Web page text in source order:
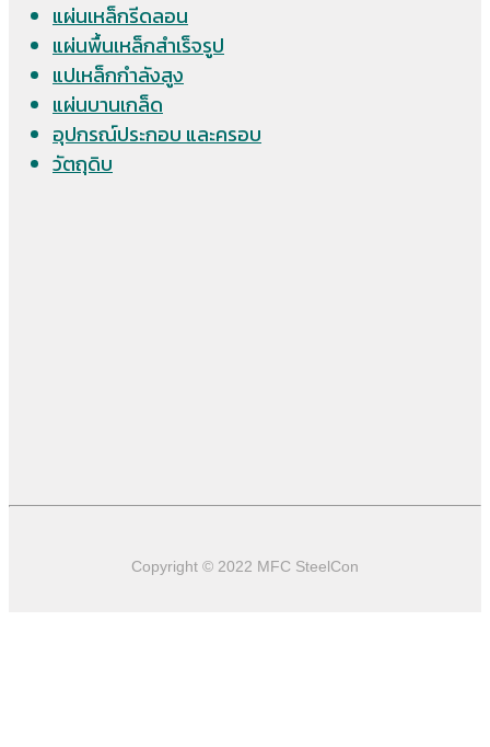
แผ่นเหล็กรีดลอน
แผ่นพื้นเหล็กสำเร็จรูป
แปเหล็กกำลังสูง
แผ่นบานเกล็ด
อุปกรณ์ประกอบ และครอบ
วัตถุดิบ
Copyright © 2022 MFC SteelCon